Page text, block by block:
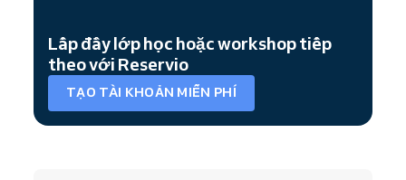
Lấp đầy lớp học hoặc workshop tiếp
theo với Reservio
TẠO TÀI KHOẢN MIỄN PHÍ